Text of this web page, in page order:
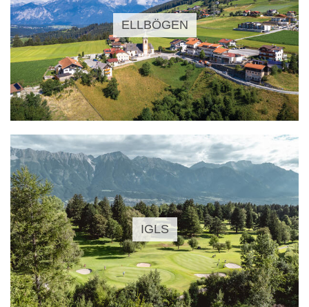
ELLBÖGEN
IGLS